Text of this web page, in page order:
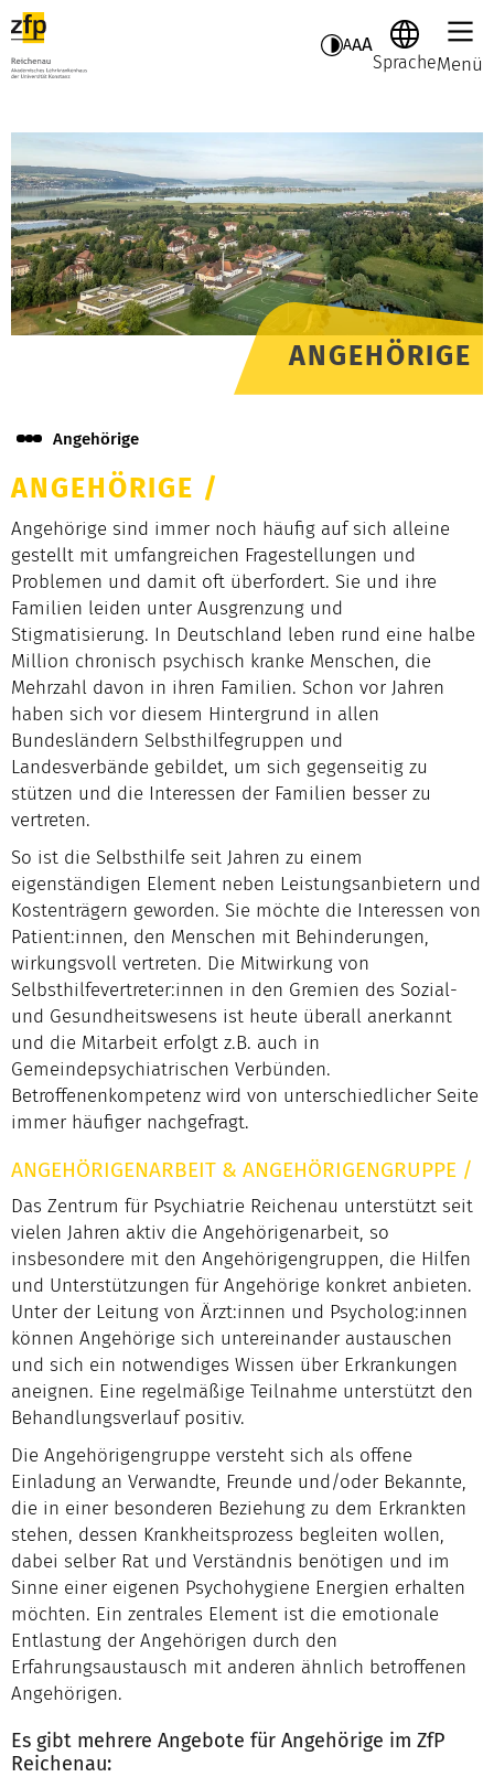
AAA
SpracheMenü
ANGEHÖRIGE
Angehörige
ANGEHÖRIGE /
Angehörige sind immer noch häufig auf sich alleine
gestellt mit umfangreichen Fragestellungen und
Problemen und damit oft überfordert. Sie und ihre
Familien leiden unter Ausgrenzung und
Stigmatisierung. In Deutschland leben rund eine halbe
Million chronisch psychisch kranke Menschen, die
Mehrzahl davon in ihren Familien. Schon vor Jahren
haben sich vor diesem Hintergrund in allen
Bundesländern Selbsthilfegruppen und
Landesverbände gebildet, um sich gegenseitig zu
stützen und die Interessen der Familien besser zu
vertreten.
So ist die Selbsthilfe seit Jahren zu einem
eigenständigen Element neben Leistungsanbietern und
Kostenträgern geworden. Sie möchte die Interessen von
Patient:innen, den Menschen mit Behinderungen,
wirkungsvoll vertreten. Die Mitwirkung von
Selbsthilfevertreter:innen in den Gremien des Sozial-
und Gesundheitswesens ist heute überall anerkannt
und die Mitarbeit erfolgt z.B. auch in
Gemeindepsychiatrischen Verbünden.
Betroffenenkompetenz wird von unterschiedlicher Seite
immer häufiger nachgefragt.
ANGEHÖRIGENARBEIT & ANGEHÖRIGENGRUPPE /
Das Zentrum für Psychiatrie Reichenau unterstützt seit
vielen Jahren aktiv die Angehörigenarbeit, so
insbesondere mit den Angehörigengruppen, die Hilfen
und Unterstützungen für Angehörige konkret anbieten.
Unter der Leitung von Ärzt:innen und Psycholog:innen
können Angehörige sich untereinander austauschen
und sich ein notwendiges Wissen über Erkrankungen
aneignen. Eine regelmäßige Teilnahme unterstützt den
Behandlungsverlauf positiv.
Die Angehörigengruppe versteht sich als offene
Einladung an Verwandte, Freunde und/oder Bekannte,
die in einer besonderen Beziehung zu dem Erkrankten
stehen, dessen Krankheitsprozess begleiten wollen,
dabei selber Rat und Verständnis benötigen und im
Sinne einer eigenen Psychohygiene Energien erhalten
möchten. Ein zentrales Element ist die emotionale
Entlastung der Angehörigen durch den
Erfahrungsaustausch mit anderen ähnlich betroffenen
Angehörigen.
Es gibt mehrere Angebote für Angehörige im ZfP
Reichenau: